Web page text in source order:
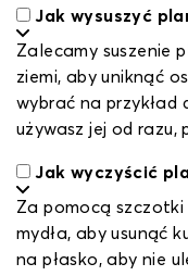
Jak wysuszyć
Zalecamy suszenie
ziemi, aby uniknąć
wybrać na przykład
używasz jej od razu,
Jak wyczyścić
Za pomocą szczotki
mydła, aby usunąć
na płasko, aby nie